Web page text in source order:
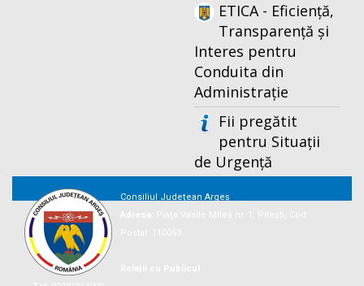
ETICA - Eficiență,
Transparență și
Interes pentru
Conduita din
Administrație
Fii pregătit
pentru Situații
de Urgență
Consiliul Județean Argeș